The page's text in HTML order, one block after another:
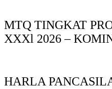
MTQ TINGKAT
XXXl 2026 –
HARLA